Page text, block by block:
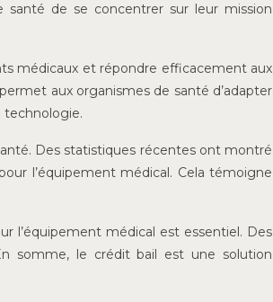
santé de se concentrer sur leur mission
médicaux et répondre efficacement aux
aux organismes de santé d’adapter
technologie.
Des statistiques récentes ont montré
l’équipement médical. Cela témoigne
l’équipement médical est essentiel. Des
somme, le crédit bail est une solution